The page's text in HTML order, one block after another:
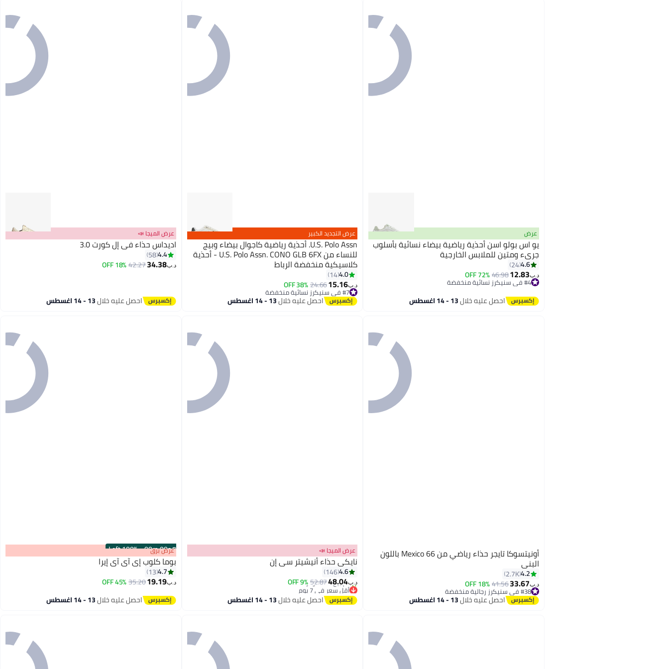
عرض
يو اس بولو اسن أحذية رياضية بيضاء نسائية بأسلوب
جريء ومتين للملابس الخارجية
4.6
24
د.ب‏12.83
46.98
72% OFF
#4 في سنيكرز نسائية منخفضة
احصل عليه خلال13 - 14 اغسطس
4
عرض التجديد الكبير
U.S. Polo Assn. أحذية رياضية كاجوال بيضاء وبيج
للنساء من U.S. Polo Assn. CONO GLB 6FX - أحذية
كلاسيكية منخفضة الرباط
4.0
14
د.ب‏15.16
24.66
38% OFF
#7 في سنيكرز نسائية منخفضة
#7 في سنيكرز نسائية منخفضة احصل عليه خلال13 - 14 اغسطس
7
عرض الميجا 📣
اديداس حذاء في إل كورت 3.0
4.4
58
د.ب‏34.38
42.27
18% OFF
احصل عليه خلال13 - 14 اغسطس
أونيتسوكا تايجر حذاء رياضي من Mexico 66 باللون
البني
4.2
2.7K
د.ب‏33.67
41.56
18% OFF
#38 في سنيكرز رجالية منخفضة
#38 في سنيكرز رجالية منخفضة احصل عليه خلال13 - 14 اغسطس
2
عرض الميجا 📣
نايكي حذاء أنيشيتر سي إن
4.6
146
د.ب‏48.04
52.87
9% OFF
أقل سعر في 7 يوم
تم بيع +50 مؤخرًا
أقل سعر في 7 يوماحصل عليه خلال13 - 14 اغسطس
00m:00s
·
100% Left عرض برق
بوما كلوب إي آي آي إيرا
4.7
13
د.ب‏19.19
35.20
45% OFF
احصل عليه خلال13 - 14 اغسطس